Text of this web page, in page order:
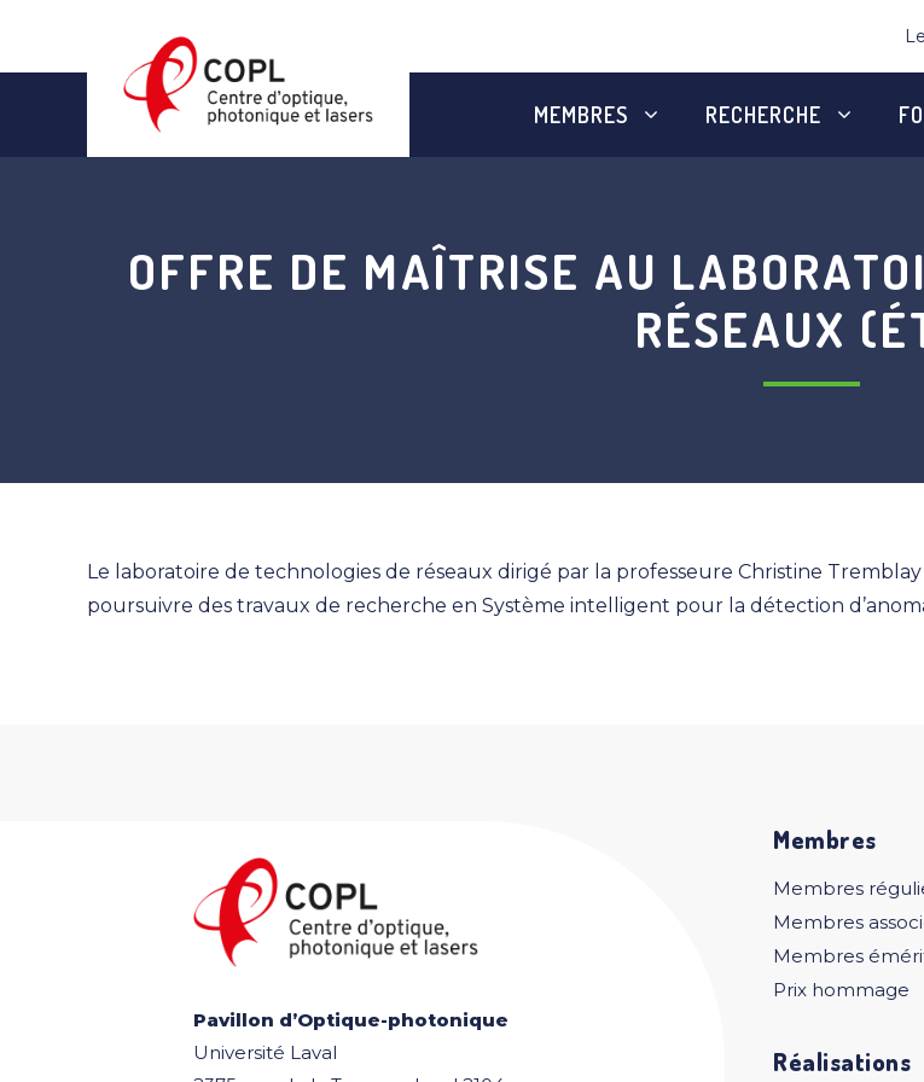
MEMBRES RECHERCHE
OFFRE DE MAÎTRISE AU
RÉSEAUX
Le laboratoire de technologies de réseaux dirigé par la professeure Christine
poursuivre des travaux de recherche en Système intelligent pour la détection
Pavillon d’Optique-photonique
Université Laval
Membres
Membres
Membres
Membres
Prix hommage
Réalisations